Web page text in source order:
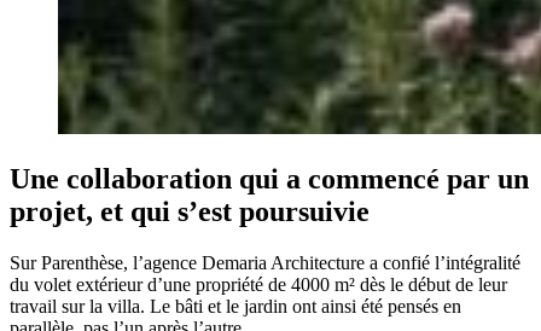
Une collaboration qui a commencé par un
projet, et qui s’est poursuivie
Sur Parenthèse, l’agence Demaria Architecture a confié l’intégralité
du volet extérieur d’une propriété de 4000 m² dès le début de leur
travail sur la villa. Le bâti et le jardin ont ainsi été pensés en